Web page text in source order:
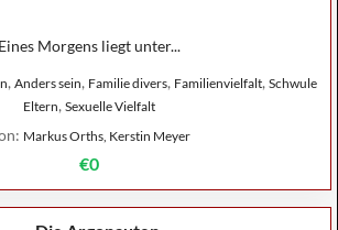
Eines Morgens liegt unter...
, Anders sein, Familie divers, Familienvielfalt, Schwule
Eltern, Sexuelle Vielfalt
Markus Orths, Kerstin Meyer
€0